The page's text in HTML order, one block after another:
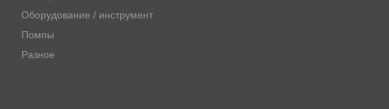
Оборудование / инструмент
Помпы
Разное